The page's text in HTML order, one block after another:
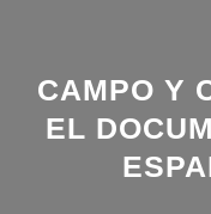
CAMPO Y
EL